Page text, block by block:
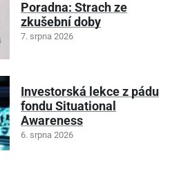
Poradna: Strach ze
zkušební doby
7. srpna 2026
Investorská lekce z pádu
fondu Situational
Awareness
6. srpna 2026